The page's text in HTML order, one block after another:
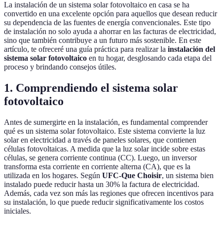
La instalación de un sistema solar fotovoltaico en casa se ha
convertido en una excelente opción para aquellos que desean reducir
su dependencia de las fuentes de energía convencionales. Este tipo
de instalación no solo ayuda a ahorrar en las facturas de electricidad,
sino que también contribuye a un futuro más sostenible. En este
artículo, te ofreceré una guía práctica para realizar la instalación del
sistema solar fotovoltaico en tu hogar, desglosando cada etapa del
proceso y brindando consejos útiles.
1. Comprendiendo el sistema solar
fotovoltaico
Antes de sumergirte en la instalación, es fundamental comprender
qué es un sistema solar fotovoltaico. Este sistema convierte la luz
solar en electricidad a través de paneles solares, que contienen
células fotovoltaicas. A medida que la luz solar incide sobre estas
células, se genera corriente continua (CC). Luego, un inversor
transforma esta corriente en corriente alterna (CA), que es la
utilizada en los hogares. Según UFC-Que Choisir, un sistema bien
instalado puede reducir hasta un 30% la factura de electricidad.
Además, cada vez son más las regiones que ofrecen incentivos para
su instalación, lo que puede reducir significativamente los costos
iniciales.